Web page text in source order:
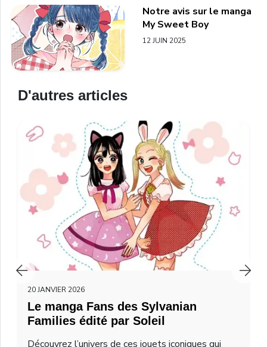
Notre avis sur le manga
My Sweet Boy
12 JUIN 2025
D'autres articles
20 JANVIER 2026
Le manga Fans des Sylvanian
Families édité par Soleil
Découvrez l’univers de ces jouets iconiques qui